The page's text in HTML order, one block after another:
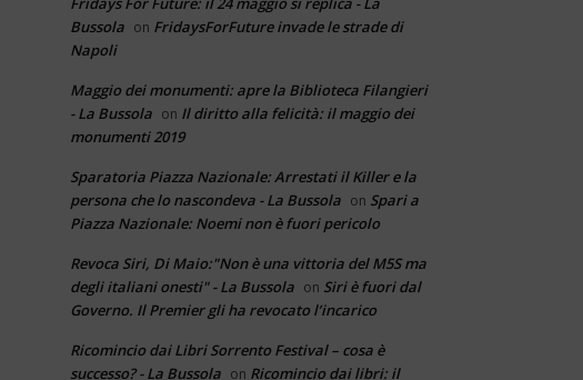
Bussola on FridaysForFuture invade le strade di
Napoli
Maggio dei monumenti: apre la Biblioteca Filangieri
- La Bussola on Il diritto alla felicità: il maggio dei
monumenti 2019
Sparatoria Piazza Nazionale: Arrestati il Killer e la
persona che lo nascondeva - La Bussola on Spari a
Piazza Nazionale: Noemi non è fuori pericolo
Revoca Siri, Di Maio:"Non è una vittoria del M5S ma
degli italiani onesti" - La Bussola on Siri è fuori dal
Governo. Il Premier gli ha revocato l’incarico
Ricomincio dai Libri Sorrento Festival – cosa è
successo? - La Bussola on Ricomincio dai libri: il